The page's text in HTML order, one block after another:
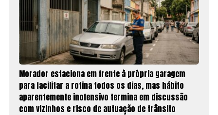
Morador estaciona em frente à própria garagem
para facilitar a rotina todos os dias, mas hábito
aparentemente inofensivo termina em discussão
com vizinhos e risco de autuação de trânsito